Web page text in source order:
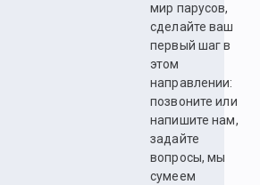
мир парусов,
сделайте ваш
первый шаг в
этом
направлении:
позвоните или
напишите нам,
задайте
вопросы, мы
сумеем